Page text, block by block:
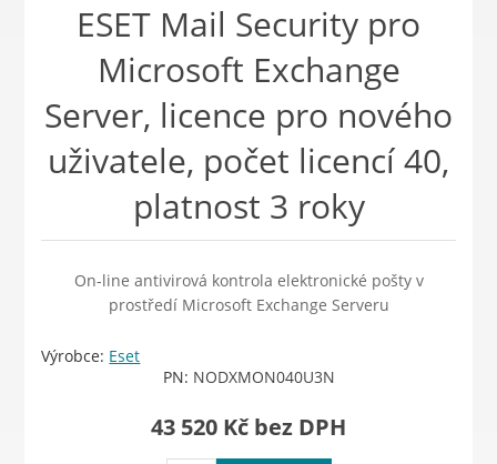
ESET Mail Security pro
Microsoft Exchange
Server, licence pro nového
uživatele, počet licencí 40,
platnost 3 roky
On-line antivirová kontrola elektronické pošty v
prostředí Microsoft Exchange Serveru
Výrobce: Eset
PN: NODXMON040U3N
43 520 Kč bez DPH